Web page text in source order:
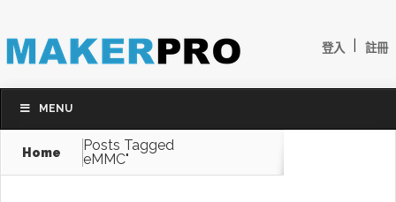
登入 註冊
MENU
Home
Posts Tagged
eMMC"